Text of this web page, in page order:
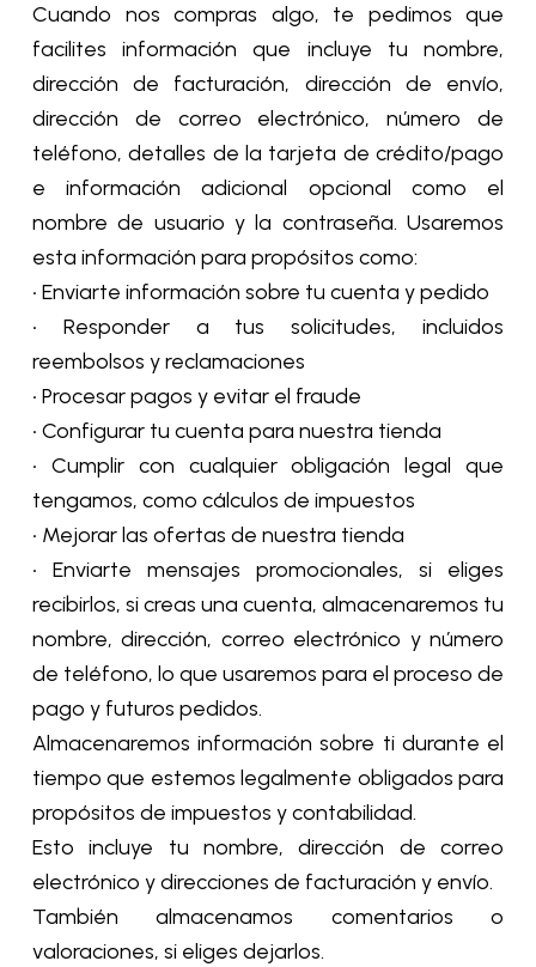
Cuando nos compras algo, te pedimos que
facilites información que incluye tu nombre,
dirección de facturación, dirección de envío,
dirección de correo electrónico, número de
teléfono, detalles de la tarjeta de crédito/pago
e información adicional opcional como el
nombre de usuario y la contraseña. Usaremos
esta información para propósitos como:
• Enviarte información sobre tu cuenta y pedido
• Responder a tus solicitudes, incluidos
reembolsos y reclamaciones
• Procesar pagos y evitar el fraude
• Configurar tu cuenta para nuestra tienda
• Cumplir con cualquier obligación legal que
tengamos, como cálculos de impuestos
• Mejorar las ofertas de nuestra tienda
• Enviarte mensajes promocionales, si eliges
recibirlos, si creas una cuenta, almacenaremos tu
nombre, dirección, correo electrónico y número
de teléfono, lo que usaremos para el proceso de
pago y futuros pedidos.
Almacenaremos información sobre ti durante el
tiempo que estemos legalmente obligados para
propósitos de impuestos y contabilidad.
Esto incluye tu nombre, dirección de correo
electrónico y direcciones de facturación y envío.
También almacenamos comentarios o
valoraciones, si eliges dejarlos.